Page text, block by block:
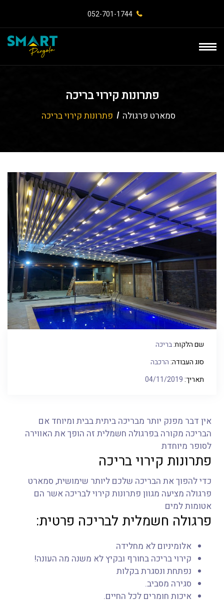
052-701-1744⁩
פתרונות קירוי בריכה
סמארט פרגולה פתרונות קירוי בריכה
שם הלקוח:בריכה
סוג העבודה:הרכבה
תאריך:04/11/2019
אין דבר מפנק יותר מבריכה ביתית בבית ומיוחד אם
הבריכה מקורה בפרגולה חשמלית זה הופך את האווירה
לסופר מיוחדת
פתרונות קירוי בריכה
כדי להפוך את הבריכה שלכם ליותר שימושית, סמארט
פרגולה מציעה מגוון פתרונות קירוי לבריכה אשר הם
אטומות למים
פרגולה חשמלית לבריכה פרטית:
אלומיניום לא מחלידה
קירוי בריכה בחורף ובקיץ לא משנה מה העונה!
נפתחת ונסגרת בקלות
סגירה מסביב.
איכות חומרים לכל החיים.